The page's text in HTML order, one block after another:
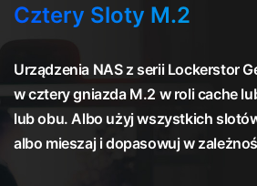
Cztery Sloty M.2
Urządzenia NAS z serii Lockerstor
w cztery gniazda M.2 w roli cache
lub obu. Albo użyj wszystkich
albo mieszaj i dopasowuj w